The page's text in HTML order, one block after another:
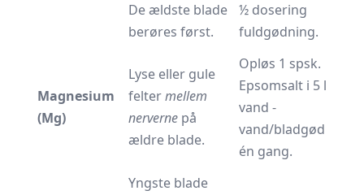
De ældste blade
berøres først.
½ dosering
fuldgødning.
Magnesium
(Mg)
Lyse eller gule
feltermellem
nerverne på
ældre blade.
Opløs 1 spsk.
Epsomsalt i 5 l
vand -
vand/bladgød
én gang.
Yngste blade